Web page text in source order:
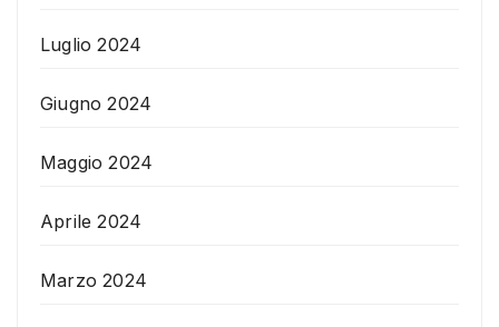
Luglio 2024
Giugno 2024
Maggio 2024
Aprile 2024
Marzo 2024